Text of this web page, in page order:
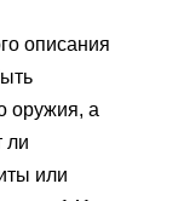
описания
оружия, а
ли
или